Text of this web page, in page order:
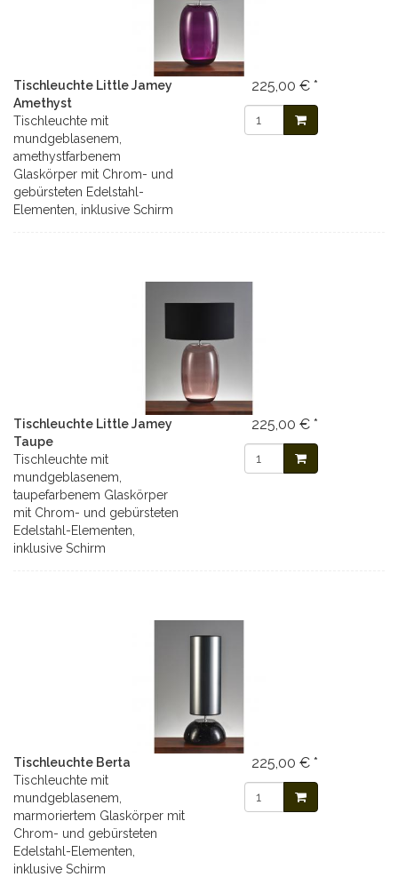
Tischleuchte Little Jamey
Amethyst
Tischleuchte mit
mundgeblasenem,
amethystfarbenem
Glaskörper mit Chrom- und
gebürsteten Edelstahl-
Elementen, inklusive Schirm
225,00 € *
Tischleuchte Little Jamey
Taupe
Tischleuchte mit
mundgeblasenem,
taupefarbenem Glaskörper
mit Chrom- und gebürsteten
Edelstahl-Elementen,
inklusive Schirm
225,00 € *
Tischleuchte Berta
Tischleuchte mit
mundgeblasenem,
marmoriertem Glaskörper mit
Chrom- und gebürsteten
Edelstahl-Elementen,
inklusive Schirm
225,00 € *